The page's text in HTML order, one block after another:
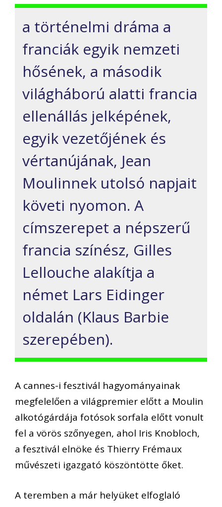
a történelmi dráma a
franciák egyik nemzeti
hősének, a második
világháború alatti francia
ellenállás jelképének,
egyik vezetőjének és
vértanújának, Jean
Moulinnek utolsó napjait
követi nyomon. A
címszerepet a népszerű
francia színész, Gilles
Lellouche alakítja a
német Lars Eidinger
oldalán (Klaus Barbie
szerepében).
A cannes-i fesztivál hagyományainak
megfelelően a világpremier előtt a Moulin
alkotógárdája fotósok sorfala előtt vonult
fel a vörös szőnyegen, ahol Iris Knobloch,
a fesztivál elnöke és Thierry Frémaux
művészeti igazgató köszöntötte őket.
A teremben a már helyüket elfoglaló